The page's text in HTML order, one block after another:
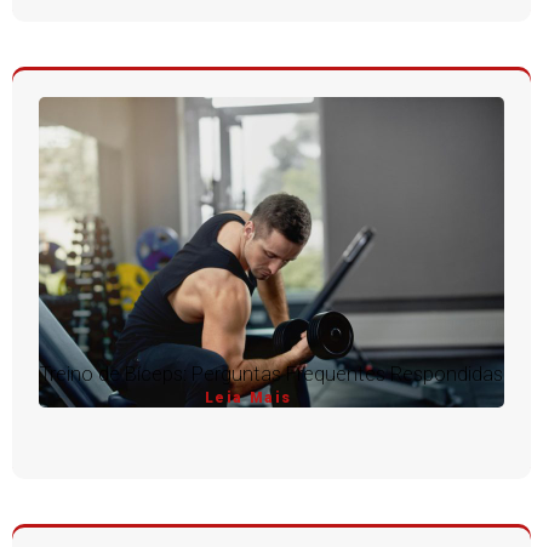
Treino de Bíceps: Perguntas Frequentes Respondidas
Leia Mais